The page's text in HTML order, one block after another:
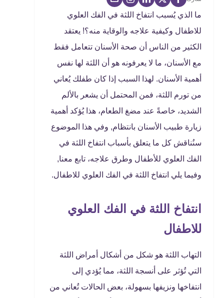
ما الذي يُسبب انتفاخ اللثة في الفك العلوي
للاطفال وكيفية علاجه والوقاية منه؟! يعتقد
الكثير من الناس أن صحة الأسنان تتعامل فقط
مع الأسنان، ما لا يعرفونه هو أن اللثة لها نفس
أهمية الأسنان. لهذا السبب إذا كان طفلك يُعاني
من تورم اللثة، فمن المحتمل أن يشعر بالألم
الشديد، خاصةً عند مضغ الطعام، هذا يُؤكد أهمية
زيارة طبيب الأسنان بانتظام, وفي هذا الموضوع
سنُناقش كل ما يتعلق بأسباب انتفاخ اللثة في
الفك العلوي للأطفال وطرق علاجه، تابع معنا,
وفيما يلي انتفاخ اللثة في الفك العلوي للاطفال.
انتفاخ اللثة في الفك العلوي
للاطفال
التهاب اللثة هو شكل من أشكال أمراض اللثة
التي تُؤثر على أنسجة اللثة، مما يُؤدي إلى
انتفاخها ونزيفها بسهولة، بعض الحالات تُعاني من